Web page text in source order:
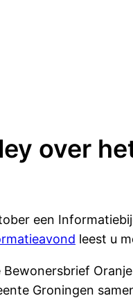
over
een
leest u
Groningen